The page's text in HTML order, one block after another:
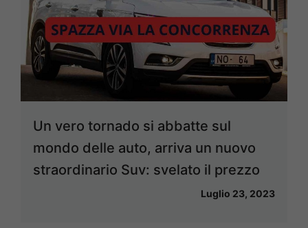
Un vero tornado si abbatte sul
mondo delle auto, arriva un nuovo
straordinario Suv: svelato il prezzo
Luglio 23, 2023